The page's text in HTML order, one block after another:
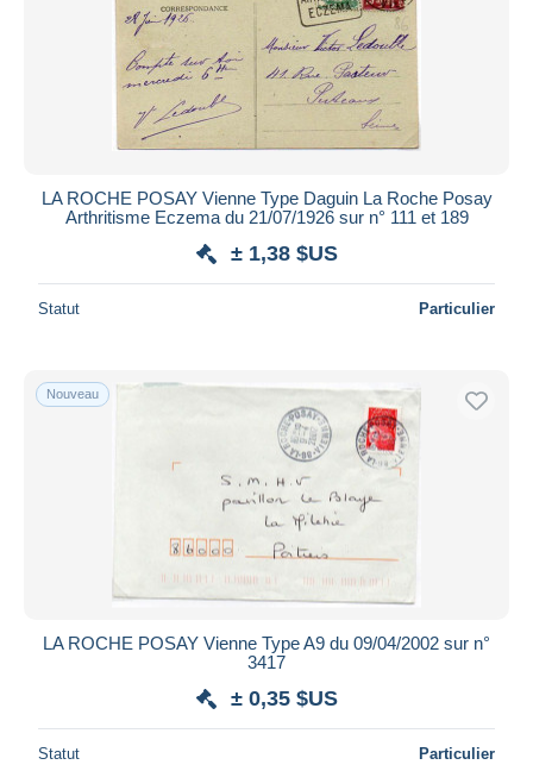
LA ROCHE POSAY Vienne Type Daguin La Roche Posay
Arthritisme Eczema du 21/07/1926 sur n° 111 et 189
± 1,38 $US
Statut Particulier
Nouveau
LA ROCHE POSAY Vienne Type A9 du 09/04/2002 sur n°
3417
± 0,35 $US
Statut Particulier